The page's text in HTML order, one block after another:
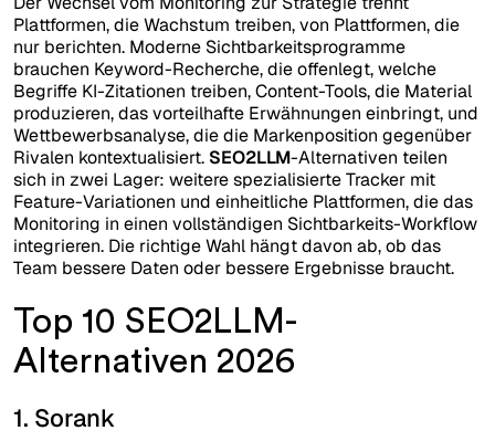
Plattformen, die Wachstum treiben, von Plattformen, die
nur berichten. Moderne Sichtbarkeitsprogramme
brauchen Keyword-Recherche, die offenlegt, welche
Begriffe KI-Zitationen treiben, Content-Tools, die Material
produzieren, das vorteilhafte Erwähnungen einbringt, und
Wettbewerbsanalyse, die die Markenposition gegenüber
Rivalen kontextualisiert. SEO2LLM-Alternativen teilen
sich in zwei Lager: weitere spezialisierte Tracker mit
Feature-Variationen und einheitliche Plattformen, die das
Monitoring in einen vollständigen Sichtbarkeits-Workflow
integrieren. Die richtige Wahl hängt davon ab, ob das
Team bessere Daten oder bessere Ergebnisse braucht.
Top 10 SEO2LLM-
Alternativen 2026
1. Sorank